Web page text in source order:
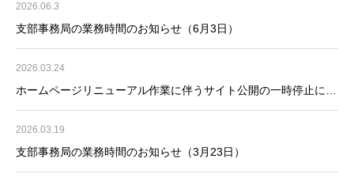
2026.06.3
支部事務局の業務時間のお知らせ（6月3日）
2026.03.24
ホームページリニューアル作業に伴うサイト公開の一時停止につ
2026.03.19
支部事務局の業務時間のお知らせ（3月23日）